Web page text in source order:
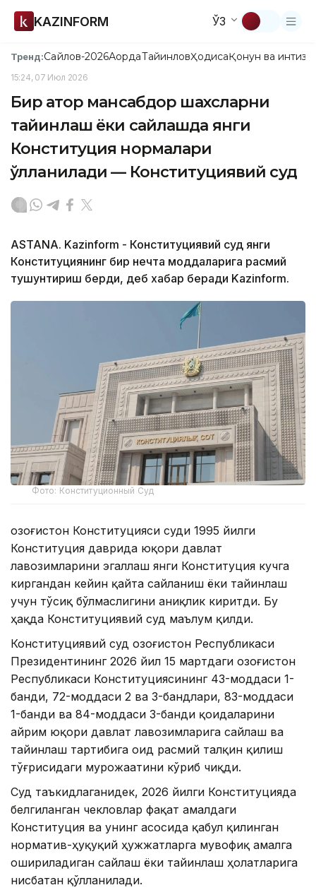
KAZINFORM ЎЗ
Тренд:Сайлов-2026АқордаТайинловҲодисаҚонун ва
15:24, 07 Июл 2026
Бир қатор мансабдор шахсларни
тайинлаш ёки сайлашда янги
Конституция нормалари
қўлланилади — Конституциявий суд
ASTANA. Kazinform - Конституциявий суд янги
Конституциянинг бир нечта моддаларига расмий
тушунтириш берди, деб хабар беради Kazinform.
Фото: Конституционный Суд
Қозоғистон Конституцияси суди 1995 йилги
Конституция даврида юқори давлат
лавозимларини эгаллаш янги Конституция кучга
киргандан кейин қайта сайланиш ёки тайинлаш
учун тўсиқ бўлмаслигини аниқлик киритди. Бу
ҳақда Конституциявий суд маълум қилди.
Конституциявий суд Қозоғистон Республикаси
Президентининг 2026 йил 15 мартдаги Қозоғистон
Республикаси Конституциясининг 43-моддаси 1-
банди, 72-моддаси 2 ва 3-бандлари, 83-моддаси
1-банди ва 84-моддаси 3-банди қоидаларини
айрим юқори давлат лавозимларига сайлаш ва
тайинлаш тартибига оид расмий талқин қилиш
тўғрисидаги мурожаатини кўриб чиқди.
Суд таъкидлаганидек, 2026 йилги Конституцияда
белгиланган чекловлар фақат амалдаги
Конституция ва унинг асосида қабул қилинган
норматив-ҳуқуқий ҳужжатларга мувофиқ амалга
ошириладиган сайлаш ёки тайинлаш ҳолатларига
нисбатан қўлланилади.